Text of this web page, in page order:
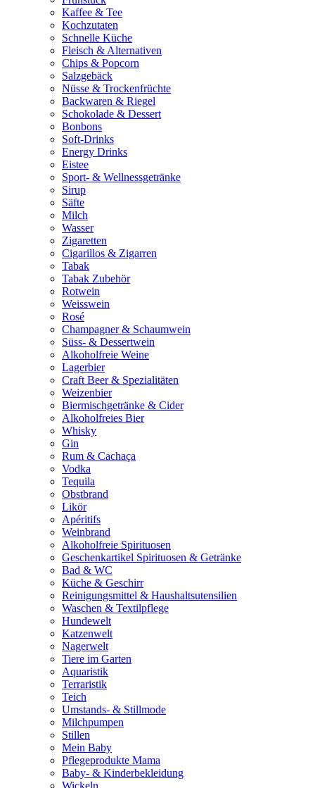
Kaffee & Tee
Kochzutaten
Schnelle Küche
Fleisch & Alternativen
Chips & Popcorn
Salzgebäck
Nüsse & Trockenfrüchte
Backwaren & Riegel
Schokolade & Dessert
Bonbons
Soft-Drinks
Energy Drinks
Eistee
Sport- & Wellnessgetränke
Sirup
Säfte
Milch
Wasser
Zigaretten
Cigarillos & Zigarren
Tabak
Tabak Zubehör
Rotwein
Weisswein
Rosé
Champagner & Schaumwein
Süss- & Dessertwein
Alkoholfreie Weine
Lagerbier
Craft Beer & Spezialitäten
Weizenbier
Biermischgetränke & Cider
Alkoholfreies Bier
Whisky
Gin
Rum & Cachaça
Vodka
Tequila
Obstbrand
Likör
Apéritifs
Weinbrand
Alkoholfreie Spirituosen
Geschenkartikel Spirituosen & Getränke
Bad & WC
Küche & Geschirr
Reinigungsmittel & Haushaltsutensilien
Waschen & Textilpflege
Hundewelt
Katzenwelt
Nagerwelt
Tiere im Garten
Aquaristik
Terraristik
Teich
Umstands- & Stillmode
Milchpumpen
Stillen
Mein Baby
Pflegeprodukte Mama
Baby- & Kinderbekleidung
Wickeln